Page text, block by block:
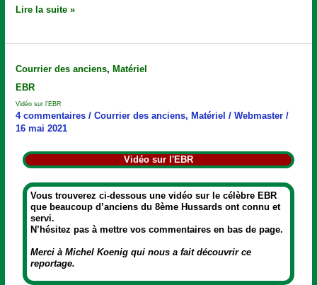
Lire la suite »
Courrier des anciens,Matériel
EBR
Vidéo sur l’EBR
4 commentaires /Courrier des anciens, Matériel /Webmaster/
16 mai 2021
Vidéo sur l'EBR
Vous trouverez ci-dessous une vidéo sur le célèbre EBR
que beaucoup d’anciens du 8ème Hussards ont connu et
servi.
N’hésitez pas à mettre vos commentaires en bas de page.
Merci à Michel Koenig qui nous a fait découvrir ce
reportage.
Vidéo
l’EBR